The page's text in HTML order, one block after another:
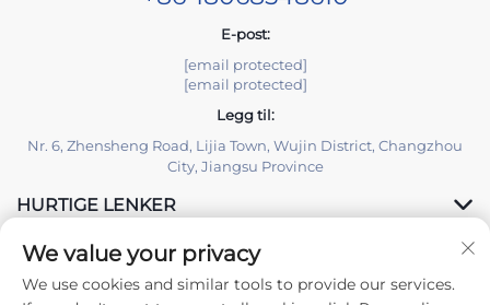
E-post:
[email protected]
[email protected]
Legg til:
Nr. 6, Zhensheng Road, Lijia Town, Wujin District, Changzhou
City, Jiangsu Province
HURTIGE LENKER
PRODUKTER
We value your privacy
We use cookies and similar tools to provide our services.